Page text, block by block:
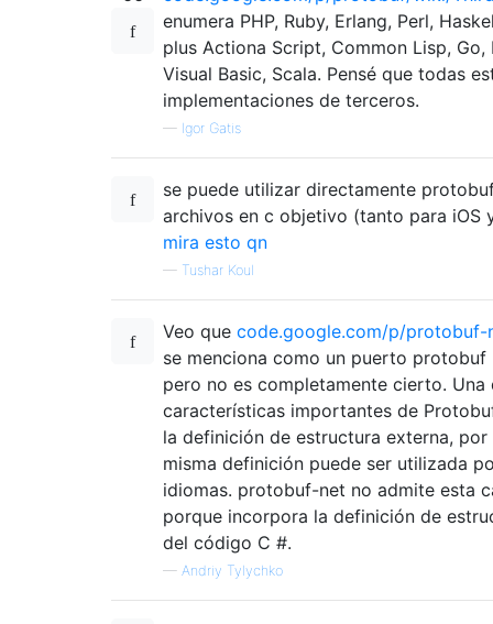
enumera PHP, Ruby, Erlang, Perl,
plus Actiona Script, Common Lisp, Go,
Visual Basic, Scala. Pensé que todas
implementaciones de terceros.
— Igor Gatis
se puede utilizar directamente
archivos en c objetivo (tanto para iOS
mira esto qn
— Tushar Koul
Veo que code.google.com/p/protobuf-
se menciona como un puerto protobuf
pero no es completamente cierto. Una
características importantes de
la definición de estructura externa, por
misma definición puede ser utilizada
idiomas. protobuf-net no admite esta
porque incorpora la definición de
del código C #.
— Andriy Tylychko